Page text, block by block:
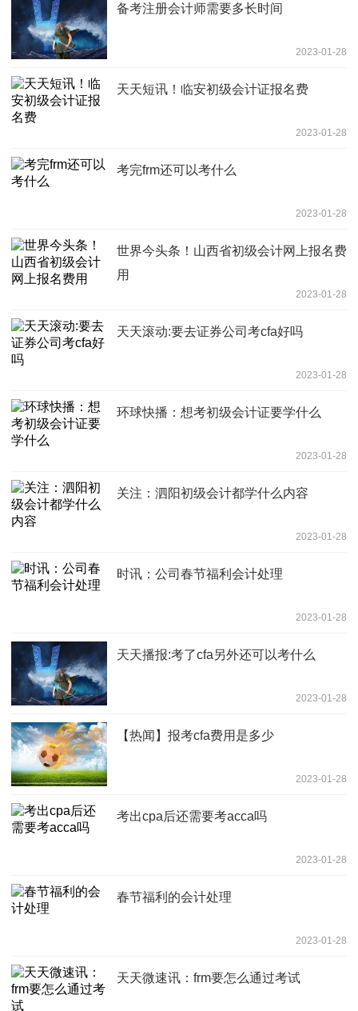
备考注册会计师需要多长时间
2023-01-28
天天短讯！临安初级会计证报名费
2023-01-28
考完frm还可以考什么
2023-01-28
世界今头条！山西省初级会计网上报名费
用
2023-01-28
天天滚动:要去证券公司考cfa好吗
2023-01-28
环球快播：想考初级会计证要学什么
2023-01-28
关注：泗阳初级会计都学什么内容
2023-01-28
时讯：公司春节福利会计处理
2023-01-28
天天播报:考了cfa另外还可以考什么
2023-01-28
【热闻】报考cfa费用是多少
2023-01-28
考出cpa后还需要考acca吗
2023-01-28
春节福利的会计处理
2023-01-28
天天微速讯：frm要怎么通过考试